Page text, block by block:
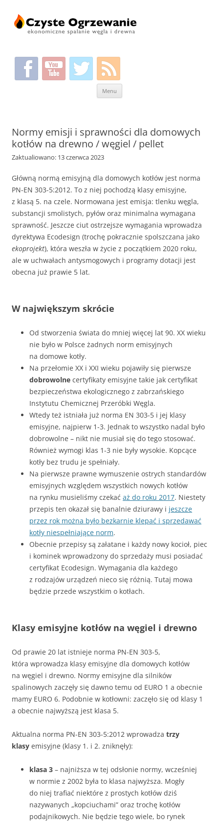
Menu
Normy emisji i sprawności dla domowych
kotłów na drewno / węgiel / pellet
Zaktualiowano: 13 czerwca 2023
Główną normą emisyjną dla domowych kotłów jest norma
PN-EN 303-5:2012. To z niej pochodzą klasy emisyjne,
z klasą 5. na czele. Normowana jest emisja: tlenku węgla,
substancji smolistych, pyłów oraz minimalna wymagana
sprawność. Jeszcze ciut ostrzejsze wymagania wprowadza
dyrektywa Ecodesign (trochę pokracznie spolszczana jako
ekoprojekt), która weszła w życie z początkiem 2020 roku,
ale w uchwałach antysmogowych i programy dotacji jest
obecna już prawie 5 lat.
W największym skrócie
Od stworzenia świata do mniej więcej lat 90. XX wieku
nie było w Polsce żadnych norm emisyjnych
na domowe kotły.
Na przełomie XX i XXI wieku pojawiły się pierwsze
dobrowolne certyfikaty emisyjne takie jak certyfikat
bezpieczeństwa ekologicznego z zabrzańskiego
Instytutu Chemicznej Przeróbki Węgla.
Wtedy też istniała już norma EN 303-5 i jej klasy
emisyjne, najpierw 1-3. Jednak to wszystko nadal było
dobrowolne – nikt nie musiał się do tego stosować.
Również wymogi klas 1-3 nie były wysokie. Kopcące
kotły bez trudu je spełniały.
Na pierwsze prawne wymuszenie ostrych standardów
emisyjnych względem wszystkich nowych kotłów
na rynku musieliśmy czekać aż do roku 2017. Niestety
przepis ten okazał się banalnie dziurawy i jeszcze
przez rok można było bezkarnie klepać i sprzedawać
kotły niespełniające norm.
Obecnie przepisy są załatane i każdy nowy kocioł, piec
i kominek wprowadzony do sprzedaży musi posiadać
certyfikat Ecodesign. Wymagania dla każdego
z rodzajów urządzeń nieco się różnią. Tutaj mowa
będzie przede wszystkim o kotłach.
Klasy emisyjne kotłów na węgiel i drewno
Od prawie 20 lat istnieje norma PN-EN 303-5,
która wprowadza klasy emisyjne dla domowych kotłów
na węgiel i drewno. Normy emisyjne dla silników
spalinowych zaczęły się dawno temu od EURO 1 a obecnie
mamy EURO 6. Podobnie w kotłowni: zaczęło się od klasy 1
a obecnie najwyższą jest klasa 5.
Aktualna norma PN-EN 303-5:2012 wprowadza trzy
klasy emisyjne (klasy 1. i 2. zniknęły):
klasa 3 – najniższa w tej odsłonie normy, wcześniej
w normie z 2002 była to klasa najwyższa. Mogły
do niej trafiać niektóre z prostych kotłów dziś
nazywanych „kopciuchami” oraz trochę kotłów
podajnikowych. Nie będzie tego wiele, bo rynek